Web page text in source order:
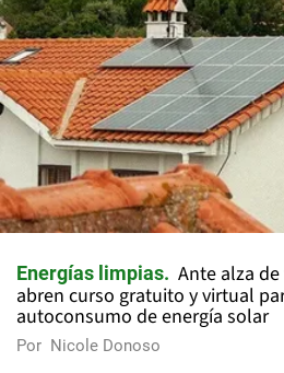
Energías limpias
Ante alza
abren curso gratuito y virtual
autoconsumo de energía solar
Por Nicole Donoso